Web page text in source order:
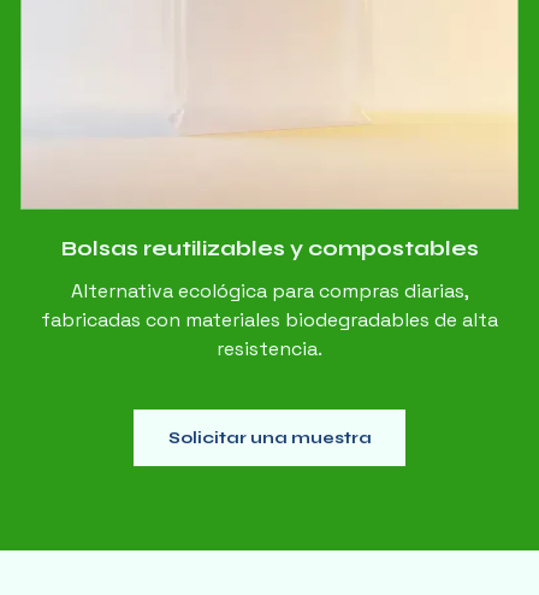
Bolsas reutilizables y compostables
Alternativa ecológica para compras diarias,
fabricadas con materiales biodegradables de alta
resistencia.
Solicitar una muestra